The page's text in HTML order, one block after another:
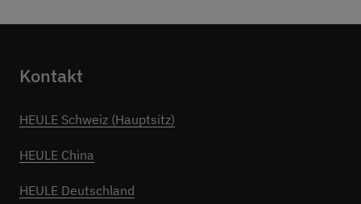
Kontakt
HEULE Schweiz (Hauptsitz)
HEULE China
HEULE Deutschland